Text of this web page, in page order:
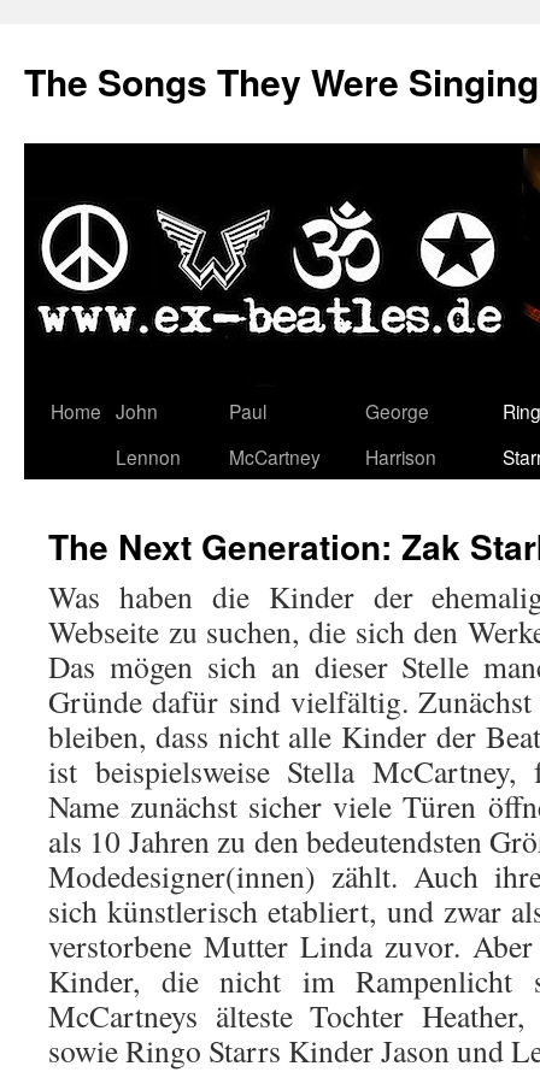
The Songs They Were
Zum
Home John
Lennon
Paul
McCartney
George
Harrison
The Next Generation: Zak
Was haben die Kinder der
Webseite zu suchen, die sich den
Das mögen sich an dieser Stelle
Gründe dafür sind vielfältig.
bleiben, dass nicht alle Kinder der
ist beispielsweise Stella
Name zunächst sicher viele Türen
als 10 Jahren zu den bedeutendsten
Modedesigner(innen) zählt. Auch
sich künstlerisch etabliert, und zwar
verstorbene Mutter Linda zuvor.
Kinder, die nicht im Rampenlicht
McCartneys älteste Tochter
sowie Ringo Starrs Kinder Jason und